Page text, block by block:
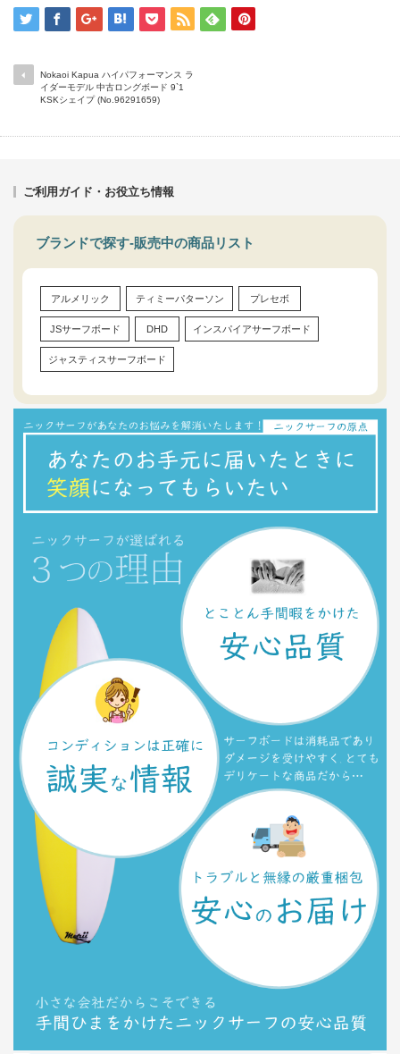
Nokaoi Kapua ハイパフォーマンス ラ
イダーモデル 中古ロングボード 9`1
KSKシェイプ (No.96291659)
ご利用ガイド・お役立ち情報
ブランドで探す-販売中の商品リスト
アルメリック ティミーパターソン プレセボ
JSサーフボード DHD インスパイアサーフボード
ジャスティスサーフボード